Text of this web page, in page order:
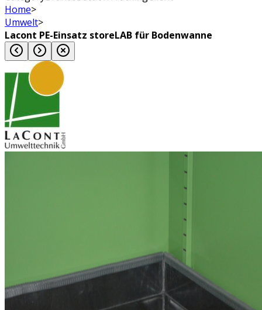
Home>
Umwelt>
Lacont PE-Einsatz storeLAB für Bodenwanne